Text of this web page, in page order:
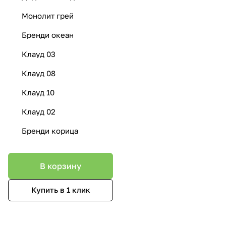
Монолит грей
Бренди океан
Клауд 03
Клауд 08
Клауд 10
Клауд 02
Бренди корица
В корзину
Купить в 1 клик